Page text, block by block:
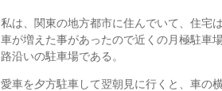
私は、関東の地方都市に住んでいて、住宅
車が増えた事があったので近くの月極駐車
路沿いの駐車場である。
愛車を夕方駐車して翌朝見に行くと、車の